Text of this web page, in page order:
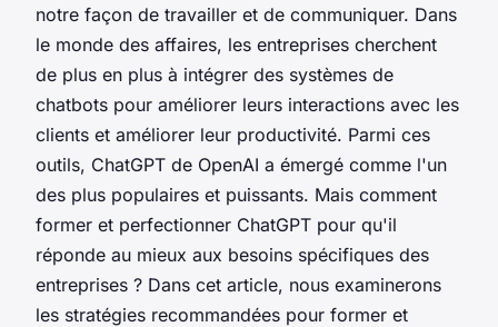
notre façon de travailler et de communiquer. Dans
le monde des affaires, les entreprises cherchent
de plus en plus à intégrer des systèmes de
chatbots pour améliorer leurs interactions avec les
clients et améliorer leur productivité. Parmi ces
outils, ChatGPT de OpenAI a émergé comme l'un
des plus populaires et puissants. Mais comment
former et perfectionner ChatGPT pour qu'il
réponde au mieux aux besoins spécifiques des
entreprises ? Dans cet article, nous examinerons
les stratégies recommandées pour former et